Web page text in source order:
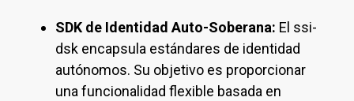
SDK de Identidad Auto-Soberana: El ssi-
dsk encapsula estándares de identidad
autónomos. Su objetivo es proporcionar
una funcionalidad flexible basada en